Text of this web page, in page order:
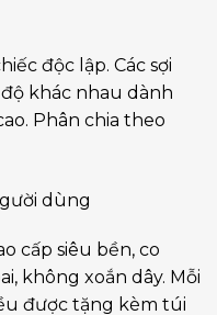
cấp siêu bền, co
không xoắn dây. Mỗi
được tặng kèm túi